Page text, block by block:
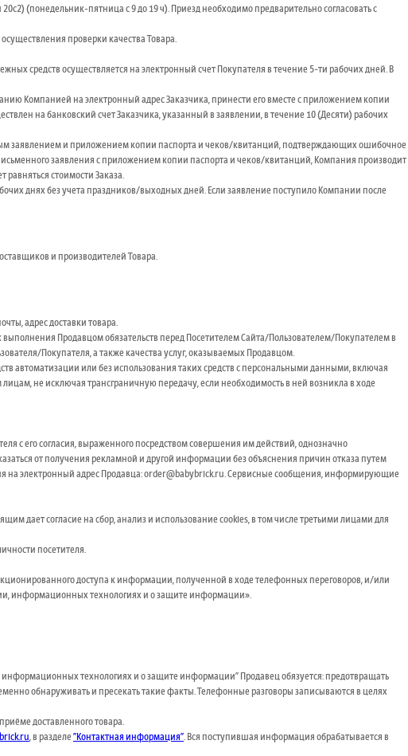
(понедельник-пятница с 9 до 19 ч). Приезд необходимо предварительно согласовать с
проверки качества Товара.
средств осуществляется на электронный счет Покупателя в течение 5-ти рабочих дней. В
Компанией на электронный адрес Заказчика, принести его вместе с приложением копии
на банковский счет Заказчика, указанный в заявлении, в течение 10 (Десяти) рабочих
заявлением и приложением копии паспорта и чеков/квитанций, подтверждающих ошибочное
заявления с приложением копии паспорта и чеков/квитанций, Компания производит
равняться стоимости Заказа.
днях без учета праздников/выходных дней. Если заявление поступило Компании после
и производителей Товара.
адрес доставки товара.
Продавцом обязательств перед Посетителем Сайта/Пользователем/Покупателем в
Покупателя, а также качества услуг, оказываемых Продавцом.
автоматизации или без использования таких средств с персональными данными, включая
не исключая трансграничную передачу, если необходимость в ней возникла в ходе
с его согласия, выраженного посредством совершения им действий, однозначно
от получения рекламной и другой информации без объяснения причин отказа путем
на электронный адрес Продавца: order@babybrick.ru. Сервисные сообщения, информирующие
дает согласие на сбор, анализ и использование cookies, в том числе третьими лицами для
посетителя.
доступа к информации, полученной в ходе телефонных переговоров, и/или
информационных технологиях и о защите информации».
информационных технологиях и о защите информации" Продавец обязуется: предотвращать
обнаруживать и пресекать такие факты. Телефонные разговоры записываются в целях
доставленного товара.
, в разделе "Контактная информация". Вся поступившая информация обрабатывается в